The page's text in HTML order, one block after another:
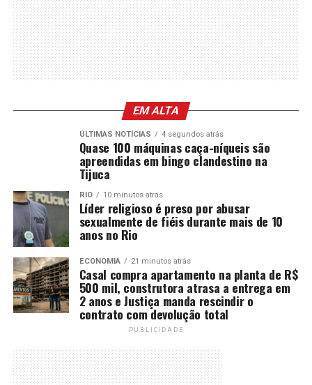
EM ALTA
ÚLTIMAS NOTÍCIAS 4 segundos atrás
Quase 100 máquinas caça-níqueis são
apreendidas em bingo clandestino na
Tijuca
RIO 10 minutos atrás
Líder religioso é preso por abusar
sexualmente de fiéis durante mais de 10
anos no Rio
ECONOMIA 21 minutos atrás
Casal compra apartamento na planta de R$
500 mil, construtora atrasa a entrega em
2 anos e Justiça manda rescindir o
contrato com devolução total
PUBLICIDADE